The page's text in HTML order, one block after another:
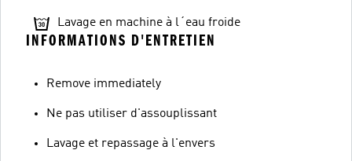
Lavage en machine à l´eau froide
INFORMATIONS D'ENTRETIEN
Remove immediately
Ne pas utiliser d'assouplissant
Lavage et repassage à l'envers